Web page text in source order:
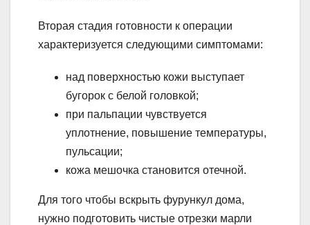
Вторая стадия готовности к операции
характеризуется следующими симптомами:
над поверхностью кожи выступает
бугорок с белой головкой;
при пальпации чувствуется
уплотнение, повышение температуры,
пульсации;
кожа мешочка становится отечной.
Для того чтобы вскрыть фурункул дома,
нужно подготовить чистые отрезки марли